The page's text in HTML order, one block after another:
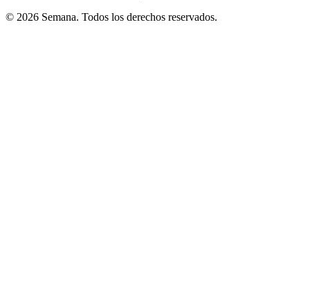
© 2026 Semana. Todos los derechos reservados.